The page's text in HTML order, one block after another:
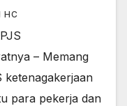
HC
– Memang
ketenagakerjaan
para pekerja dan